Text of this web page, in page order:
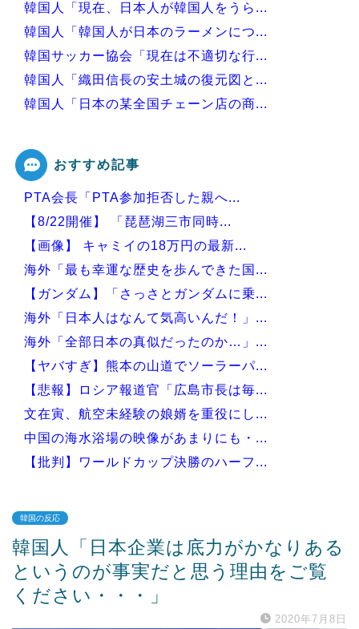
韓国人「現在、日本人が韓国人をうら...
韓国人「韓国人が日本のラーメンにつ...
韓国サッカー協会「現在は不適切な行...
韓国人「織田信長の安土城の復元図と...
韓国人「日本の某全国チェーン店の商...
Powered by livedoor 相互RSS
おすすめ記事
PTA会長「PTA参加拒否した親へ...
【8/22開催】 「琵琶湖三市同時...
【画像】 キャミイの18万円の最新...
海外「最も幸運な歴史を歩んできた国...
【ガンダム】「さっさとガンダムに乗...
海外「日本人はなんて気高いんだ！」...
海外「全部日本の真似だったのか…」...
【ヤバすぎ】熊本の山道でソーラーパ...
【悲報】ロシア報道官「広島市長は毎...
文在寅、航空未経験の娘婿を重役にし...
中国の海水浴場の映像があまりにも・...
【批判】ワールドカップ決勝のハーフ...
Powered by livedoor 相互RSS
韓国の反応
韓国人「日本企業は底力がかなりある
というのが事実だと思う理由をご覧
ください・・・」
2020年7月8日